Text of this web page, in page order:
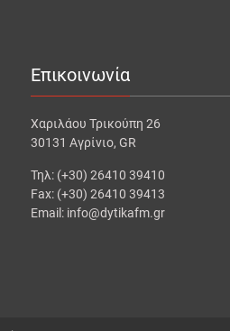
Επικοινωνία
Χαριλάου Τρικούπη 26
30131 Αγρίνιο, GR
Τηλ: (+30) 26410 39410
Fax: (+30) 26410 39413
Email: info@dytikafm.gr